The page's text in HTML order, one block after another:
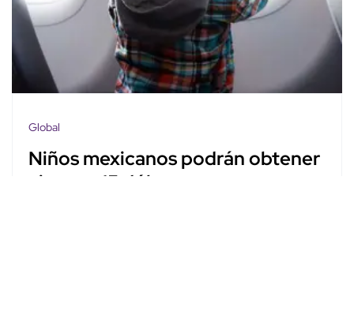
Global
Niños mexicanos podrán obtener
visa por 15 dólares